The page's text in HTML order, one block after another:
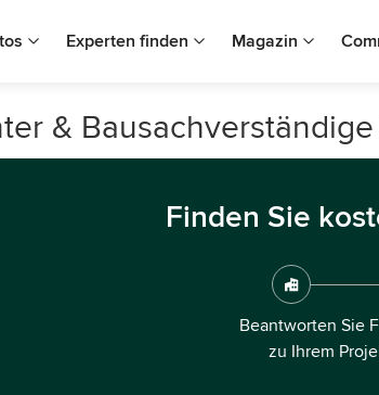
Experten finden Magazin
&
Finden Sie
Beantworten Sie
zu Ihrem